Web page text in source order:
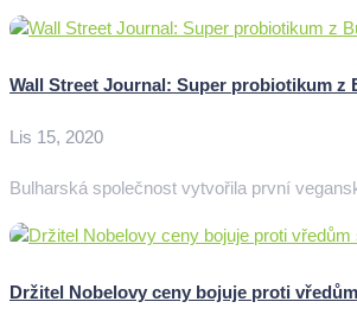
Wall Street Journal: Super probiotikum z
Lis 15, 2020
Bulharská společnost vytvořila první
Držitel Nobelovy ceny bojuje proti